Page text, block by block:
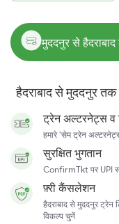
मुददनुर से
हैदराबाद से मुददनुर
ट्रेन अल्टरनेट्स व
हमारे 'सेम ट्रेन
सुरक्षित भुगतान
ConfirmTkt पर UPI
फ़्री कैंसलेशन
हैदराबाद से मुददनुर ट्रेन
विकल्प चुनें